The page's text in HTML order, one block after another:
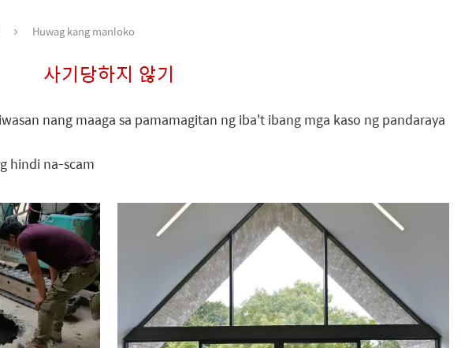
Huwag kang manloko
사기당하지 않기
nang maaga sa pamamagitan ng iba't ibang mga kaso ng pandaraya
hindi na-scam